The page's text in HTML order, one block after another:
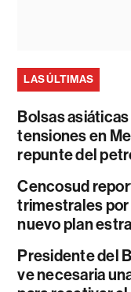
LAS ÚLTIMAS
Bolsas
tensiones en
repunte del
Cencosud
trimestrales por
nuevo plan
Presidente del
ve necesaria